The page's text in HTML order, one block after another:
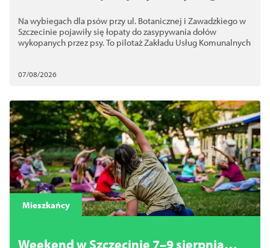
Na wybiegach dla psów przy ul. Botanicznej i Zawadzkiego w
Szczecinie pojawiły się łopaty do zasypywania dołów
wykopanych przez psy. To pilotaż Zakładu Usług Komunalnych
07/08/2026
Mieszkańcy
Weekend w Szczecinie 7–9 sierpnia